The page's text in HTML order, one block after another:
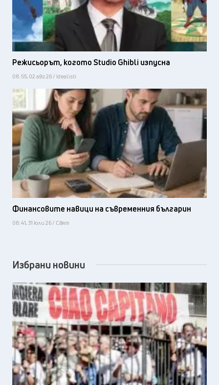
Режисьорът, когото Studio Ghibli изпусна
08:55, 02 авг 26 / Idealisti
Финансовите навици на съвременния българин
08:41, 31 юли 26 / Свят
Избрани новини